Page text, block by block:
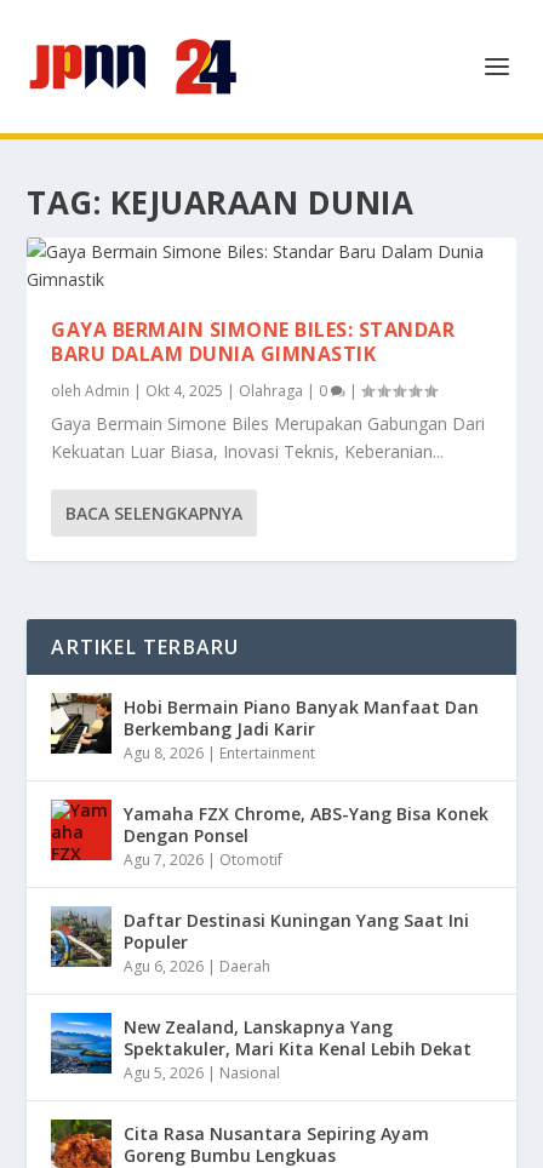
TAG: KEJUARAAN DUNIA
GAYA BERMAIN SIMONE BILES: STANDAR
BARU DALAM DUNIA GIMNASTIK
olehAdmin | Okt 4, 2025 | Olahraga | 0 |
Gaya Bermain Simone Biles Merupakan Gabungan Dari
Kekuatan Luar Biasa, Inovasi Teknis, Keberanian...
BACA SELENGKAPNYA
ARTIKEL TERBARU
Hobi Bermain Piano Banyak Manfaat Dan
Berkembang Jadi Karir
Agu 8, 2026 | Entertainment
Yamaha FZX Chrome, ABS-Yang Bisa Konek
Dengan Ponsel
Agu 7, 2026 | Otomotif
Daftar Destinasi Kuningan Yang Saat Ini
Populer
Agu 6, 2026 | Daerah
New Zealand, Lanskapnya Yang
Spektakuler, Mari Kita Kenal Lebih Dekat
Agu 5, 2026 | Nasional
Cita Rasa Nusantara Sepiring Ayam
Goreng Bumbu Lengkuas